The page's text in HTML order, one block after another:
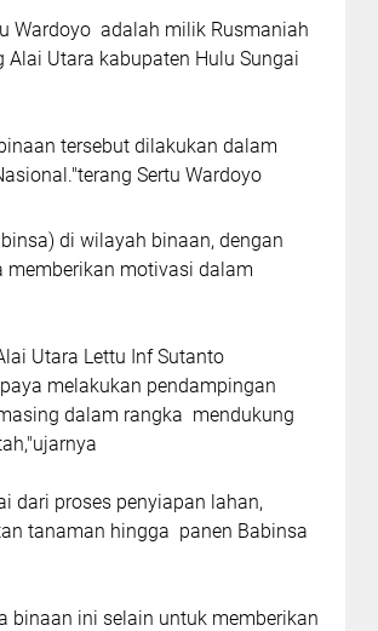
Wardoyo adalah milik Rusmaniah
Utara kabupaten Hulu Sungai
tersebut dilakukan dalam
Sertu Wardoyo
di wilayah binaan, dengan
memberikan motivasi dalam
Utara Lettu Inf Sutanto
melakukan pendampingan
dalam rangka mendukung
dari proses penyiapan lahan,
tanaman hingga panen Babinsa
binaan ini selain untuk memberikan